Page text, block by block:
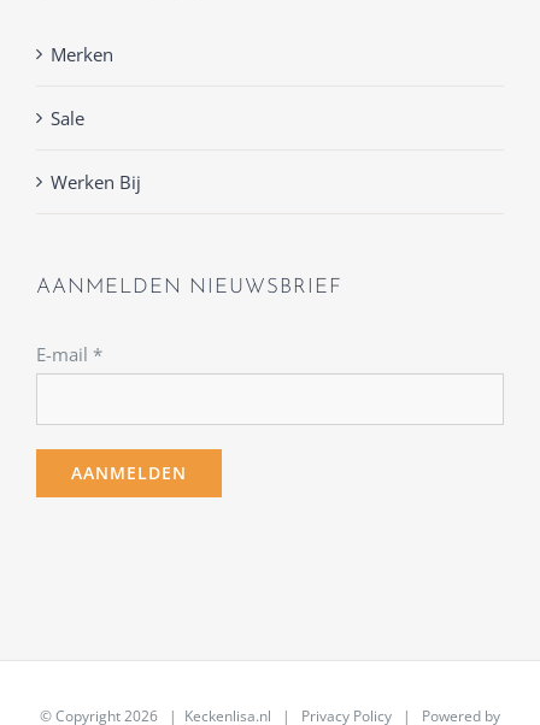
Merken
Sale
Werken Bij
AANMELDEN NIEUWSBRIEF
E-mail *
© Copyright2026 | Keckenlisa.nl | Privacy Policy | Powered by